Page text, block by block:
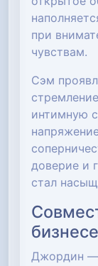
при
чувствам.
Сэм
интимную
доверие и
стал
бизнесе
Джордин —